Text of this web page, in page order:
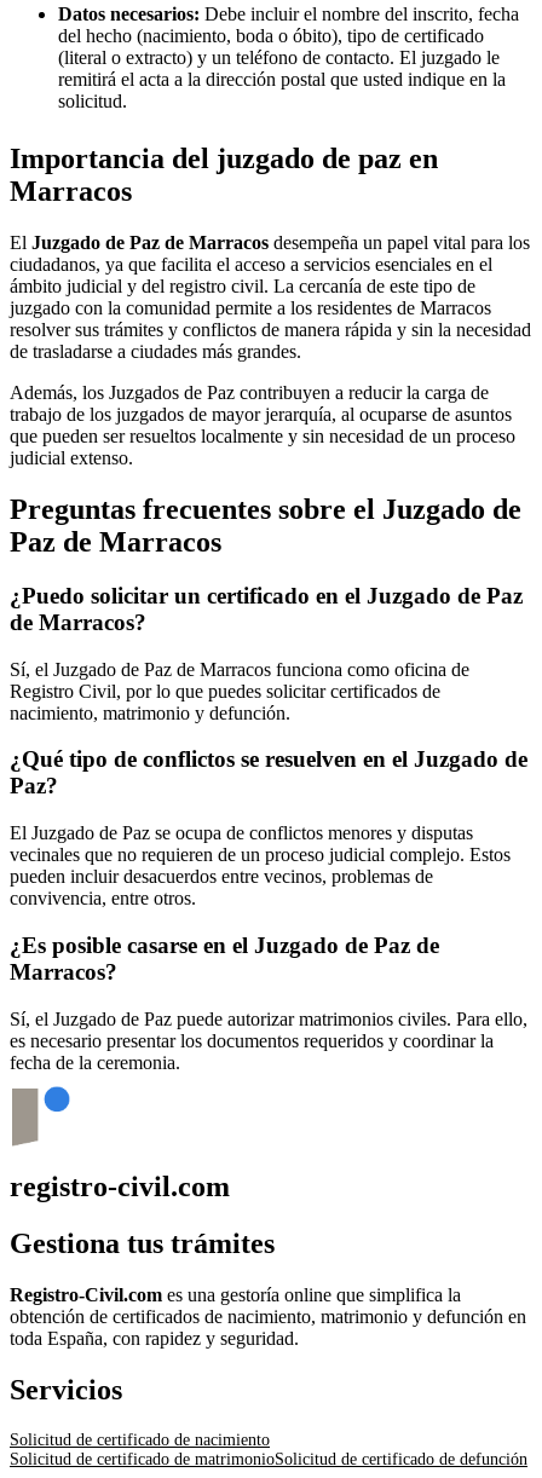
Datos necesarios: Debe incluir el nombre del inscrito, fecha
del hecho (nacimiento, boda o óbito), tipo de certificado
(literal o extracto) y un teléfono de contacto. El juzgado le
remitirá el acta a la dirección postal que usted indique en la
solicitud.
Importancia del juzgado de paz en
Marracos
El Juzgado de Paz de Marracos desempeña un papel vital para los
ciudadanos, ya que facilita el acceso a servicios esenciales en el
ámbito judicial y del registro civil. La cercanía de este tipo de
juzgado con la comunidad permite a los residentes de Marracos
resolver sus trámites y conflictos de manera rápida y sin la necesidad
de trasladarse a ciudades más grandes.
Además, los Juzgados de Paz contribuyen a reducir la carga de
trabajo de los juzgados de mayor jerarquía, al ocuparse de asuntos
que pueden ser resueltos localmente y sin necesidad de un proceso
judicial extenso.
Preguntas frecuentes sobre el Juzgado de
Paz de Marracos
¿Puedo solicitar un certificado en el Juzgado de Paz
de Marracos?
Sí, el Juzgado de Paz de Marracos funciona como oficina de
Registro Civil, por lo que puedes solicitar certificados de
nacimiento, matrimonio y defunción.
¿Qué tipo de conflictos se resuelven en el Juzgado de
Paz?
El Juzgado de Paz se ocupa de conflictos menores y disputas
vecinales que no requieren de un proceso judicial complejo. Estos
pueden incluir desacuerdos entre vecinos, problemas de
convivencia, entre otros.
¿Es posible casarse en el Juzgado de Paz de
Marracos?
Sí, el Juzgado de Paz puede autorizar matrimonios civiles. Para ello,
es necesario presentar los documentos requeridos y coordinar la
fecha de la ceremonia.
registro-civil.com
Gestiona tus trámites
Registro-Civil.com es una gestoría online que simplifica la
obtención de certificados de nacimiento, matrimonio y defunción en
toda España, con rapidez y seguridad.
Servicios
Solicitud de certificado de nacimiento
Solicitud de certificado de matrimonioSolicitud de certificado de defunción